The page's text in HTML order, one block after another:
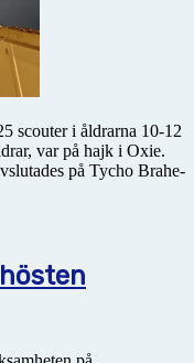
scouter i åldrarna 10-12
var på hajk i Oxie.
på Tycho Brahe-